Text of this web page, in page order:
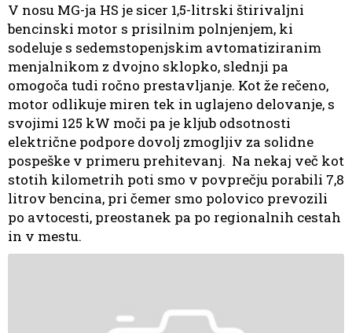
V nosu MG-ja HS je sicer 1,5-litrski štirivaljni
bencinski motor s prisilnim polnjenjem, ki
sodeluje s sedemstopenjskim avtomatiziranim
menjalnikom z dvojno sklopko, slednji pa
omogoča tudi ročno prestavljanje. Kot že rečeno,
motor odlikuje miren tek in uglajeno delovanje, s
svojimi 125 kW moči pa je kljub odsotnosti
električne podpore dovolj zmogljiv za solidne
pospeške v primeru prehitevanj. Na nekaj več kot
stotih kilometrih poti smo v povprečju porabili 7,8
litrov bencina, pri čemer smo polovico prevozili
po avtocesti, preostanek pa po regionalnih cestah
in v mestu.